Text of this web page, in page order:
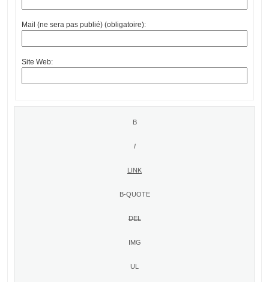
Mail (ne sera pas publié) (obligatoire):
Site Web: